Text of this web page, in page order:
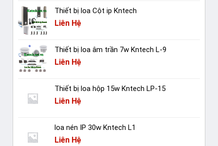
Thiết bị loa Cột ip Kntech
Liên Hệ
Thiết bị loa âm trần 7w Kntech L-9
Liên Hệ
Thiết bị loa hộp 15w Kntech LP-15
Liên Hệ
loa nén IP 30w Kntech L1
Liên Hệ